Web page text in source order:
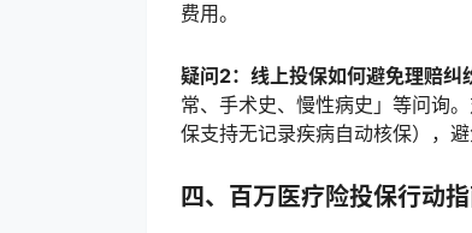
费用。
疑问2：线上投保如何避免理赔纠
常、手术史、慢性病史」等问询
保支持无记录疾病自动核保），避
四、百万医疗险投保行动